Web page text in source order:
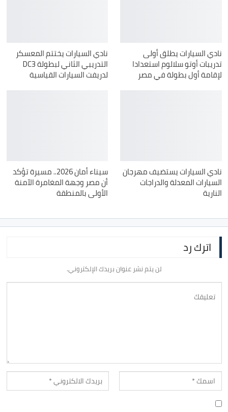
نادي السيارات يطلق أولى
تدريبات أوتو سلالوم استعدادا
لإقامة أول بطولة في مصر
نادي السيارات يختتم المعسكر
التدريبي الثاني لبطولة ‏DC3‎
‏لدريفت السيارات القياسية
نادي السيارات يستضيف مهرجان
السيارات المعدلة والدراجات
النارية
سيناء أمان 2026.. مسيرة تؤكد
أن مصر وجهة المغامرة الآمنة
الأولى بالمنطقة
اترك رد
لن يتم نشر عنوان بريدك الإلكتروني.